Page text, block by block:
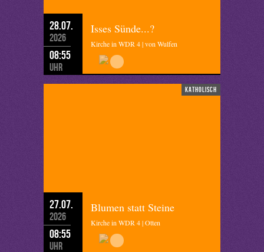
28.07.
2026
08:55
Uhr
Isses Sünde...?
Kirche in WDR 4 | von Wulfen
katholisch
27.07.
2026
08:55
Uhr
Blumen statt Steine
Kirche in WDR 4 | Otten